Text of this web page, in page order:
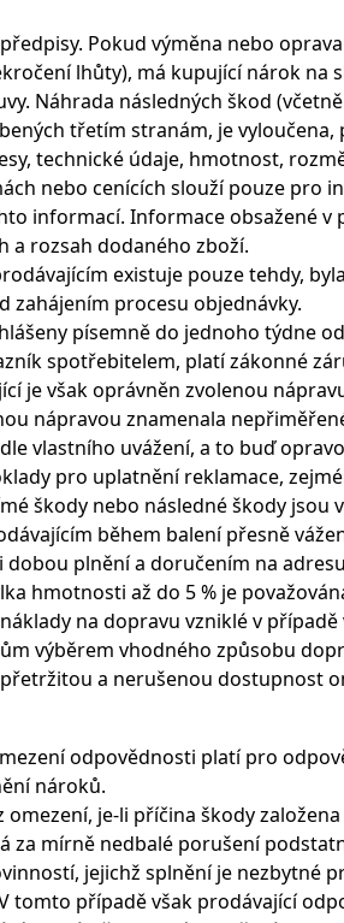
Pokud výměna nebo
lhůty), má kupující nárok na
Náhrada následných škod
třetím stranám, je
technické údaje, hmotnost,
nebo cenících slouží pouze pro
informací. Informace obsažené
rozsah dodaného zboží.
existuje pouze tehdy,
procesu objednávky.
písemně do jednoho týdne
spotřebitelem, platí zákonné
je však oprávněn zvolenou
nápravou znamenala
vlastního uvážení, a to buď
pro uplatnění reklamace,
škody nebo následné škody jsou
během balení přesně
dobou plnění a doručením na
hmotnosti až do 5 % je
na dopravu vzniklé v
výběrem vhodného způsobu
a nerušenou dostupnost
odpovědnosti platí pro
nároků.
omezení, je-li příčina škody
za mírně nedbalé porušení
jejichž splnění je nezbytné
tomto případě však prodávající